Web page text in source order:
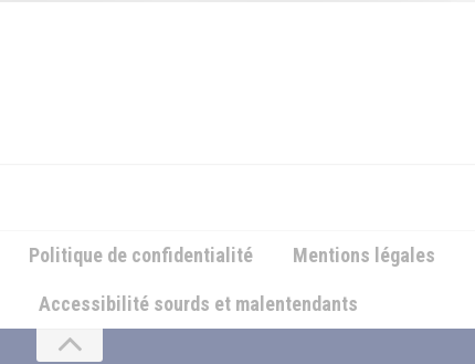
Politique de confidentialité Mentions légales
Accessibilité sourds et malentendants